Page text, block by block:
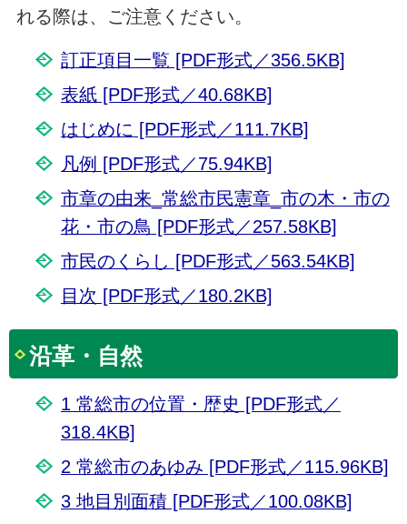
れる際は、ご注意ください。
訂正項目一覧 [PDF形式／356.5KB]
表紙 [PDF形式／40.68KB]
はじめに [PDF形式／111.7KB]
凡例 [PDF形式／75.94KB]
市章の由来_常総市民憲章_市の木・市の
花・市の鳥 [PDF形式／257.58KB]
市民のくらし [PDF形式／563.54KB]
目次 [PDF形式／180.2KB]
沿革・自然
1 常総市の位置・歴史 [PDF形式／
318.4KB]
2 常総市のあゆみ [PDF形式／115.96KB]
3 地目別面積 [PDF形式／100.08KB]